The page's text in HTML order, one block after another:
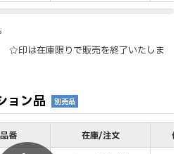
☆印は在庫限りで販売を終了いたしま
ョン品 別売品
品番 在庫/注文 価